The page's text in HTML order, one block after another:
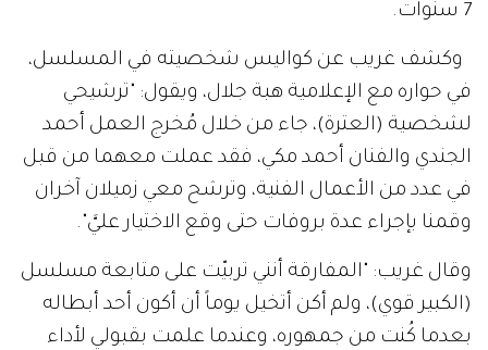
7 سنوات.
وكشف غريب عن كواليس شخصيته في المسلسل،
في حواره مع الإعلامية هبة جلال، ويقول: "ترشيحي
لشخصية (العترة)، جاء من خلال مُخرج العمل أحمد
الجندي والفنان أحمد مكي، فقد عملت معهما من قبل
في عدد من الأعمال الفنية، وترشح معي زميلان آخران
وقمنا بإجراء عدة بروفات حتى وقع الاختيار عليَّ".
وقال غريب: "المفارقة أنني تربيّت على متابعة مسلسل
(الكبير قوي)، ولم أكن أتخيل يوماً أن أكون أحد أبطاله
بعدما كُنت من جمهوره، وعندما علمت بقبولي لأداء